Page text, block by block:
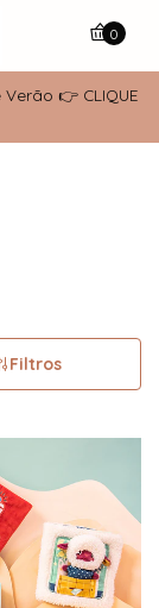
👉 CLIQUE
0
Filtros